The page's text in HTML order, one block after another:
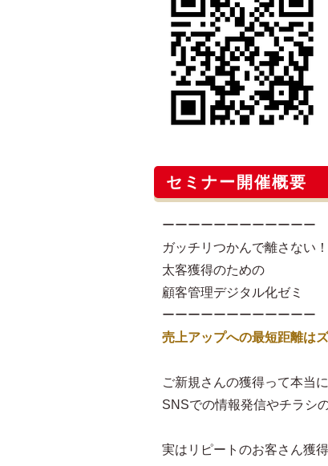
セミナー開催概要
ーーーーーーーーーーーー
ガッチリつかんで離さない！
太客獲得のための
顧客管理デジタル化ゼミ
ーーーーーーーーーーーー
売上アップへの最短距離は
ご新規さんの獲得って本当に
SNSでの情報発信やチラシ
実はリピートのお客さん獲